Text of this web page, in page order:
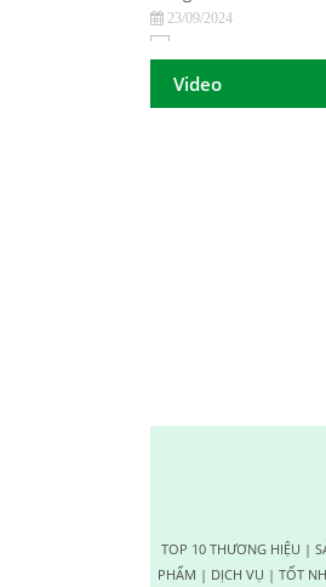
23/09/2024
DAISON
Hội nghị tri ân khách
NĂM THÀNH LẬP
23/09/2024
Video
TOP 10 THƯƠNG HIỆU |
PHẨM | DỊCH VỤ | TỐT